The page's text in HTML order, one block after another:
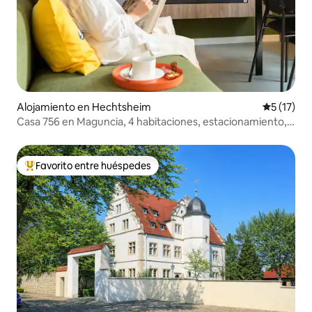
Alojamiento en Hechtsheim
5 (17)
Casa 756 en Maguncia, 4 habitaciones, estacionamiento,
Favorito entre huéspedes preferido
Favorito entre huéspedes